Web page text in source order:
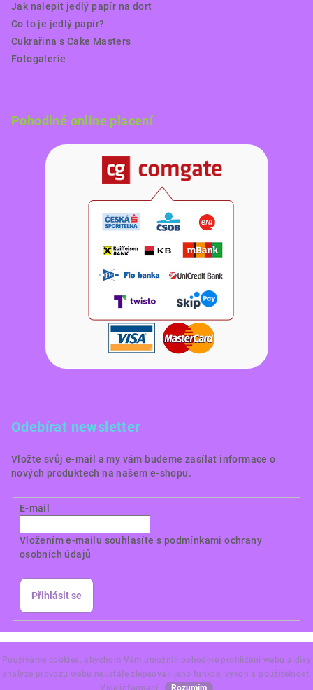
Používáme cookies, abychom Vám umožnili pohodlné prohlížení webu a díky
analýze provozu webu neustále zlepšovali jeho funkce, výkon a použitelnost.
Více informací
Rozumím
Jak nalepit jedlý papír na dort
Co to je jedlý papír?
Cukrařina s Cake Masters
Fotogalerie
Pohodlné online placení
Odebírat newsletter
Vložte svůj e-mail a my vám budeme zasílat informace o
nových produktech na našem e-shopu.
E-mail
Vložením e-mailu souhlasíte s podmínkami ochrany
osobních údajů
Přihlásit se
vyhrazena.